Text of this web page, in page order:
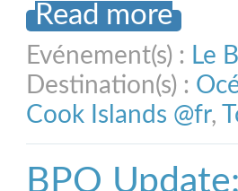
Read more
Evénement(s) : Le
Destination(s) :
Cook Islands @fr,
BPO